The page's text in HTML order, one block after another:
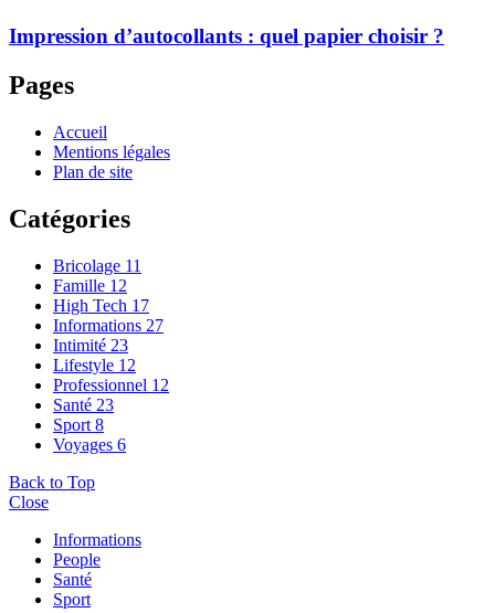
Impression d’autocollants : quel papier choisir ?
Pages
Accueil
Mentions légales
Plan de site
Catégories
Bricolage 11
Famille 12
High Tech 17
Informations 27
Intimité 23
Lifestyle 12
Professionnel 12
Santé 23
Sport 8
Voyages 6
Back to Top
Close
Informations
People
Santé
Sport